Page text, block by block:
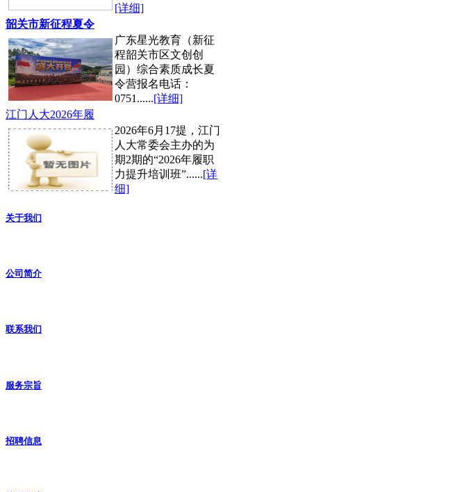
[详细]
韶关市新征程夏令
广东星光教育（新征
程韶关市区文创创
园）综合素质成长夏
令营报名电话：
0751......[详细]
江门人大2026年履
2026年6月17提，江门
人大常委会主办的为
期2期的“2026年履职
力提升培训班”......[详
细]
关于我们
公司简介
联系我们
服务宗旨
招聘信息